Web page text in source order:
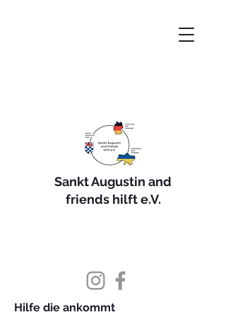
Sankt Augustin and
friends hilft e.V.
Hilfe die ankommt